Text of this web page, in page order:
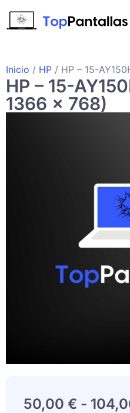
Inicio / HP / HP – 15-
HP – 15-
1366 x 768)
50,00 € -